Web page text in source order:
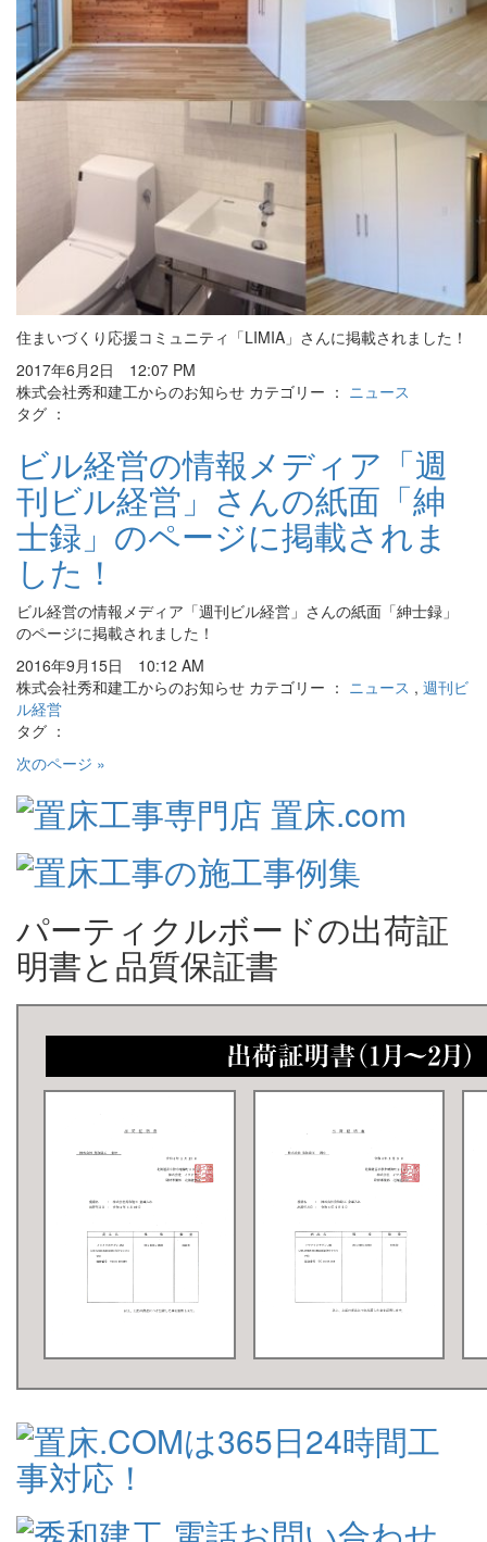
住まいづくり応援コミュニティ「LIMIA」さんに掲載されました！
2017年6月2日 12:07 PM
株式会社秀和建工からのお知らせ カテゴリー ： ニュース
タグ ：
ビル経営の情報メディア「週
刊ビル経営」さんの紙面「紳
士録」のページに掲載されま
した！
ビル経営の情報メディア「週刊ビル経営」さんの紙面「紳士録」
のページに掲載されました！
2016年9月15日 10:12 AM
株式会社秀和建工からのお知らせ カテゴリー ： ニュース , 週刊ビ
ル経営
タグ ：
次のページ »
パーティクルボードの出荷証
明書と品質保証書